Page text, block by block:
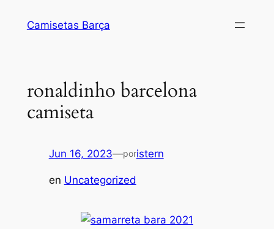
Camisetas Barça
ronaldinho barcelona
camiseta
Jun 16, 2023—poristern
en Uncategorized